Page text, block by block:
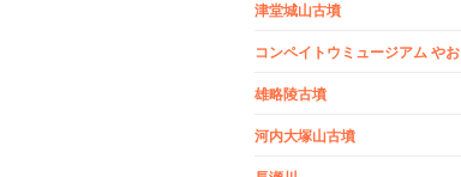
津堂城山古墳
コンペイトウミュージアム やお
雄略陵古墳
河内大塚山古墳